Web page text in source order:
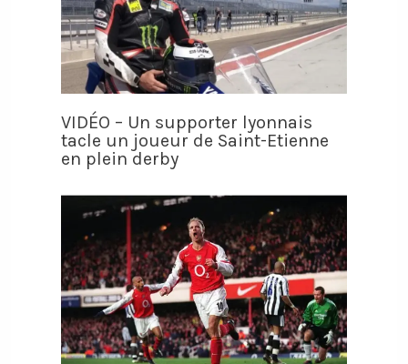
VIDÉO – Un supporter lyonnais
tacle un joueur de Saint-Etienne
en plein derby